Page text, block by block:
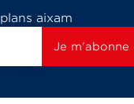
aixam